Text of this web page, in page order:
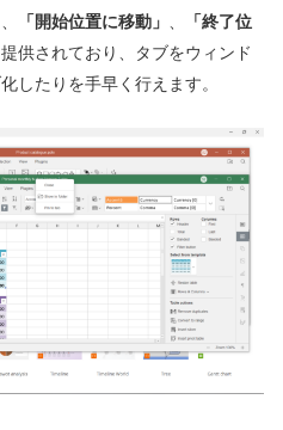
「開始位置に移動」
「終了位
供されており、タブをウィンド
したりを手早く行えます。